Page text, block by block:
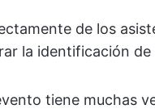
de los
la identificación de
tiene muchas